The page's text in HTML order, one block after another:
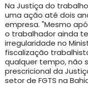
Na Justiça do
uma ação até dois
empresa. "Mesmo
o trabalhador ainda
irregularidade no
fiscalização
qualquer tempo, não
prescricional da
setor de FGTS na